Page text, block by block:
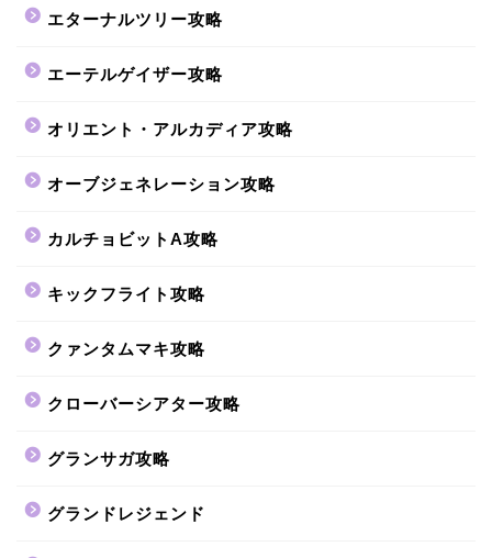
エターナルツリー攻略
エーテルゲイザー攻略
オリエント・アルカディア攻略
オーブジェネレーション攻略
カルチョビットA攻略
キックフライト攻略
クァンタムマキ攻略
クローバーシアター攻略
グランサガ攻略
グランドレジェンド